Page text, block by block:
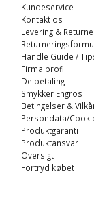
Kundeservice
Kontakt os
Levering &
Handle Guide /
Firma profil
Delbetaling
Smykker Engros
Betingelser &
Persondata/
Produktgaranti
Produktansvar
Oversigt
Fortryd købet